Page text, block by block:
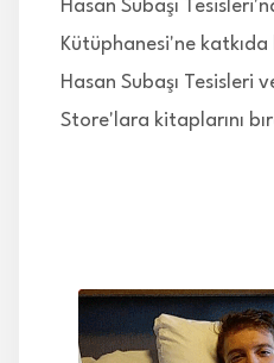
Hasan Subaşı
Kütüphanesi'ne
Hasan Subaşı Tesisleri
Store'lara kitaplarını